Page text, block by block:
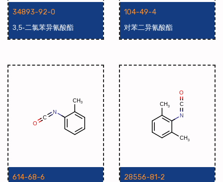
34893-92-0
3,5-二氯苯异氰酸酯
104-49-4
对苯二异氰酸酯
614-68-6 28556-81-2